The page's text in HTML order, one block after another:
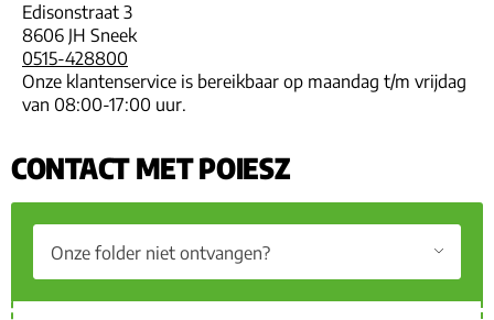
Edisonstraat 3
8606 JH Sneek
0515-428800
Onze klantenservice is bereikbaar op maandag t/m vrijdag
van 08:00-17:00 uur.
CONTACT MET POIESZ